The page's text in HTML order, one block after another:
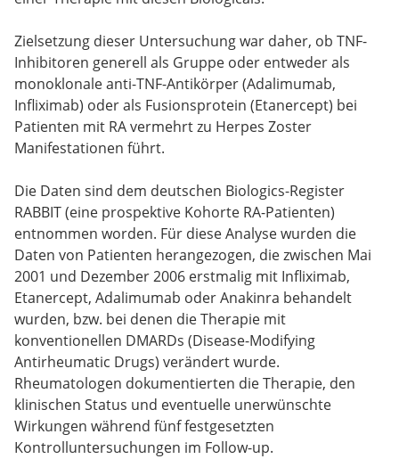
Zielsetzung dieser Untersuchung war daher, ob TNF-
Inhibitoren generell als Gruppe oder entweder als
monoklonale anti-TNF-Antikörper (Adalimumab,
Infliximab) oder als Fusionsprotein (Etanercept) bei
Patienten mit RA vermehrt zu Herpes Zoster
Manifestationen führt.
Die Daten sind dem deutschen Biologics-Register
RABBIT (eine prospektive Kohorte RA-Patienten)
entnommen worden. Für diese Analyse wurden die
Daten von Patienten herangezogen, die zwischen Mai
2001 und Dezember 2006 erstmalig mit Infliximab,
Etanercept, Adalimumab oder Anakinra behandelt
wurden, bzw. bei denen die Therapie mit
konventionellen DMARDs (Disease-Modifying
Antirheumatic Drugs) verändert wurde.
Rheumatologen dokumentierten die Therapie, den
klinischen Status und eventuelle unerwünschte
Wirkungen während fünf festgesetzten
Kontrolluntersuchungen im Follow-up.